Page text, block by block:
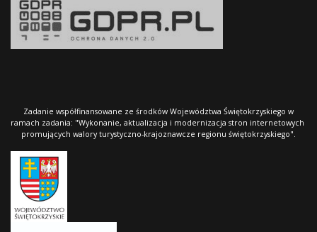
Zadanie współfinansowane ze środków Województwa Świętokrzyskiego w
ramach zadania: "Wykonanie, aktualizacja i modernizacja stron internetowych
promujących walory turystyczno-krajoznawcze regionu świętokrzyskiego".